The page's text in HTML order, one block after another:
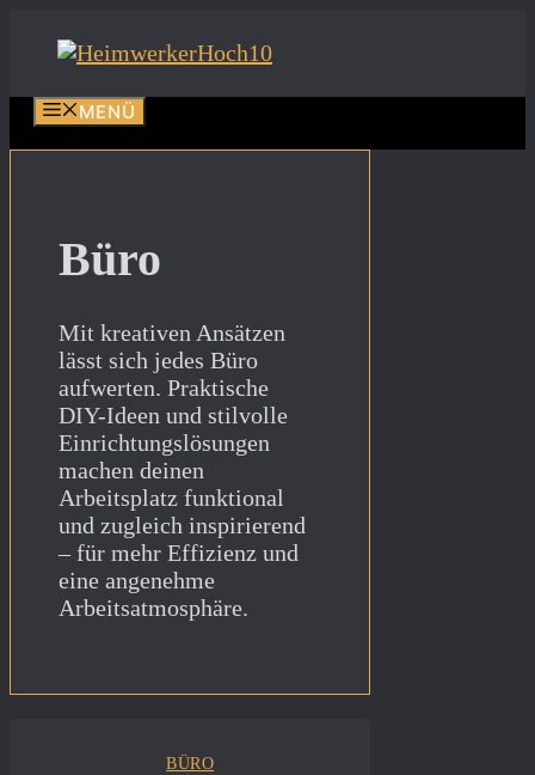
Inhalt
MENÜ
Büro
Mit kreativen Ansätzen
lässt sich jedes Büro
aufwerten. Praktische
DIY-Ideen und stilvolle
Einrichtungslösungen
machen deinen
Arbeitsplatz funktional
und zugleich inspirierend
– für mehr Effizienz und
eine angenehme
Arbeitsatmosphäre.
BÜRO